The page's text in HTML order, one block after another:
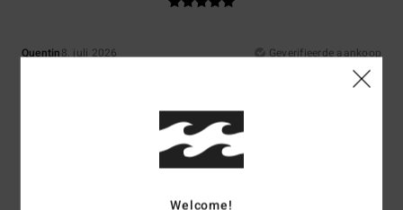
Quentin8. juli 2026
Geverifieerde aankoop
5/5
Welcome!